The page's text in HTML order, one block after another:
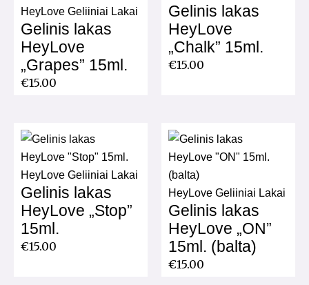
HeyLove Geliiniai Lakai
Gelinis lakas
HeyLove
„Grapes” 15ml.
€15.00
Gelinis lakas
HeyLove
„Chalk” 15ml.
€15.00
HeyLove Geliiniai Lakai
Gelinis lakas
HeyLove „Stop”
15ml.
€15.00
HeyLove Geliiniai Lakai
Gelinis lakas
HeyLove „ON”
15ml. (balta)
€15.00